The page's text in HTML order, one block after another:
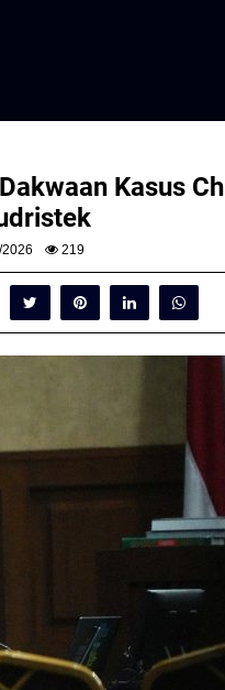
Kasus
219